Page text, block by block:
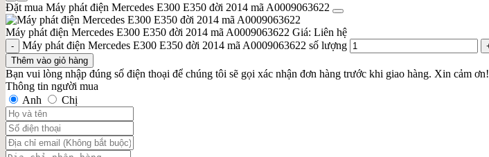
Đặt mua Máy phát điện Mercedes E300 E350 đời 2014 mã A0009063622
Máy phát điện Mercedes E300 E350 đời 2014 mã A0009063622 Giá: Liên hệ
Máy phát điện Mercedes E300 E350 đời 2014 mã A0009063622 số lượng
Thêm vào giỏ hàng
Bạn vui lòng nhập đúng số điện thoại để chúng tôi sẽ gọi xác nhận đơn hàng trước khi giao hàng. Xin cảm ơn!
Thông tin người mua
Anh
Chị